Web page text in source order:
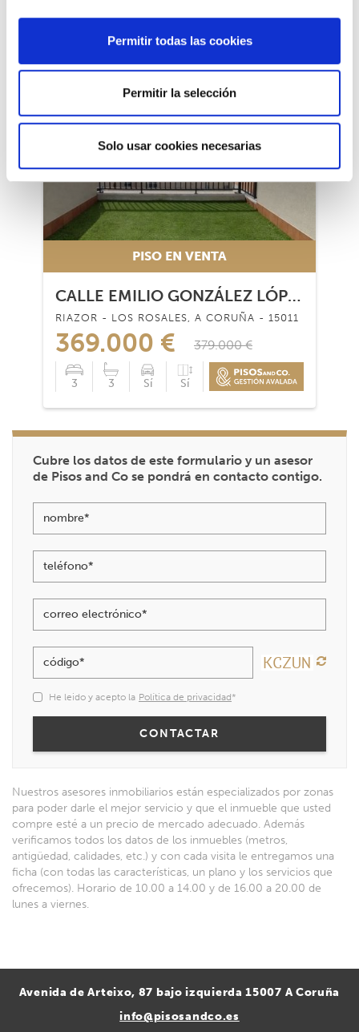
Permitir todas las cookies
Permitir la selección
Solo usar cookies necesarias
PISO EN VENTA
CALLE EMILIO GONZÁLEZ LÓPEZ, 8º
RIAZOR - LOS ROSALES, A CORUÑA - 15011
369.000 € 379.000 €
3 3 Sí Sí
Cubre los datos de este formulario y un asesor
de Pisos and Co se pondrá en contacto contigo.
nombre*
teléfono*
correo electrónico*
código*
He leido y acepto la Política de privacidad*
Nuestros asesores inmobiliarios están especializados por zonas
para poder darle el mejor servicio y que el inmueble que usted
compre esté a un precio de mercado adecuado. Además
verificamos todos los datos de los inmuebles (metros,
antigüedad, calidades, etc.) y con cada visita le entregamos una
ficha (con todas las características, un plano y los servicios que
ofrecemos). Horario de 10.00 a 14.00 y de 16.00 a 20.00 de
lunes a viernes.
Avenida de Arteixo, 87 bajo izquierda 15007 A Coruña
info@pisosandco.es